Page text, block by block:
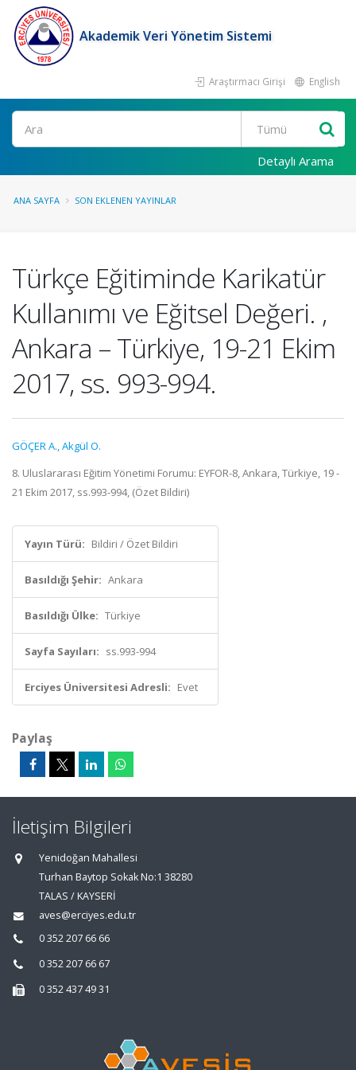
Akademik Veri Yönetim Sistemi
Araştırmacı Girişi English
Ara
Detaylı Arama
ANA SAYFA SON EKLENEN YAYINLAR
Türkçe Eğitiminde Karikatür
Kullanımı ve Eğitsel Değeri. ,
Ankara – Türkiye, 19-21 Ekim
2017, ss. 993-994.
GÖÇER A.,Akgül O.
8. Uluslararası Eğitim Yönetimi Forumu: EYFOR-8, Ankara, Türkiye, 19 -
21 Ekim 2017, ss.993-994, (Özet Bildiri)
Yayın Türü: Bildiri / Özet Bildiri
Basıldığı Şehir: Ankara
Basıldığı Ülke: Türkiye
Sayfa Sayıları: ss.993-994
Erciyes Üniversitesi Adresli: Evet
Paylaş
İletişim Bilgileri
Yenidoğan Mahallesi
Turhan Baytop Sokak No:1 38280
TALAS / KAYSERİ
aves@erciyes.edu.tr
0 352 207 66 66
0 352 207 66 67
0 352 437 49 31